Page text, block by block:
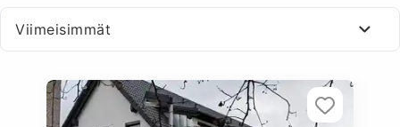
Viimeisimmät